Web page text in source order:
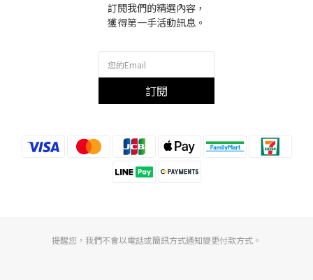
訂閱我們的精選內容，
獲得第一手活動訊息。
訂閱
提醒您，我們不會以電話或簡訊方式通知變更付款方式。